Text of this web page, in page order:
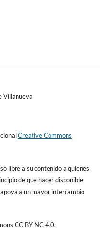
Villanueva
Creative Commons
libre a su contenido a quienes
de que hacer disponible
a un mayor intercambio
CC BY-NC 4.0.